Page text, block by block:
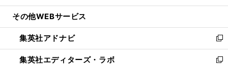
開
ウ
開
く
ン
ウ
で
開
く
ウ
ン
ド
ウ
で
し
ウ
ィ
ン
ド
その他WEBサービス
集英社アドナビ
新
し
い
集英社エディターズ・ラボ
新